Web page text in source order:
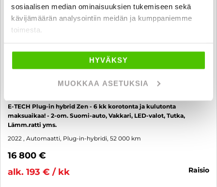
sosiaalisen median ominaisuuksien tukemiseen sekä
kävijämäärän analysointiin meidän ja kumppaniemme
toimesta.
HYVÄKSY
MUOKKAA ASETUKSIA
E-TECH Plug-in hybrid Zen - 6 kk korotonta ja kulutonta
maksuaikaa! - 2-om. Suomi-auto, Vakkari, LED-valot, Tutka,
Lämm.ratti yms.
2022 , Automaatti, Plug-in-hybridi, 52 000 km
16 800 €
alk. 193 € / kk
raisio